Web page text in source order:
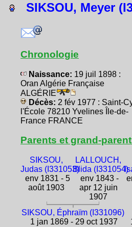
SIKSOU, Meyer
Chronologie
Naissance: 19 juil 1898 :
Oran Algérie Française
ALGÉRIE
Décès: 2 fév 1977 : Saint-
l'École 78210 Yvelines Île-de-
France FRANCE
Parents et grand-
SIKSOU,
Judas (I331053)
env 1831 - 5
août 1903
LALLOUCH,
Blida (I331054)
env 1843 -
apr 12 juin
1907
SIKSOU, Éphraïm (I331096)
1 jan 1869 - 29 oct 1937